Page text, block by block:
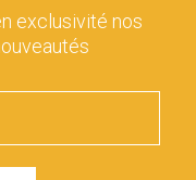
exclusivité nos